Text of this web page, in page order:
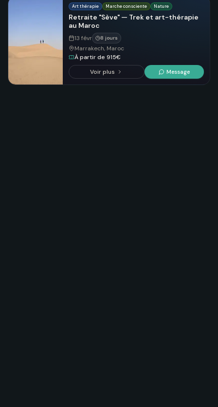
Art thérapie Marche consciente Nature
Retraite "Sève" — Trek et art-thérapie
au Maroc
13 févr 8 jours
Marrakech, Maroc
À partir de 915€
Voir plus
Message